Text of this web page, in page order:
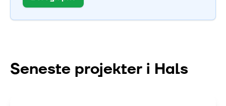
Seneste projekter i Hals